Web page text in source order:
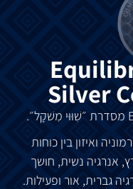
Silver
מסדרת ״שִׁוּוּי מִשׁקָל״.
ואיזון בין כוחות
, אנרגיה נשית, חושך
גברית, אור ופעילות.